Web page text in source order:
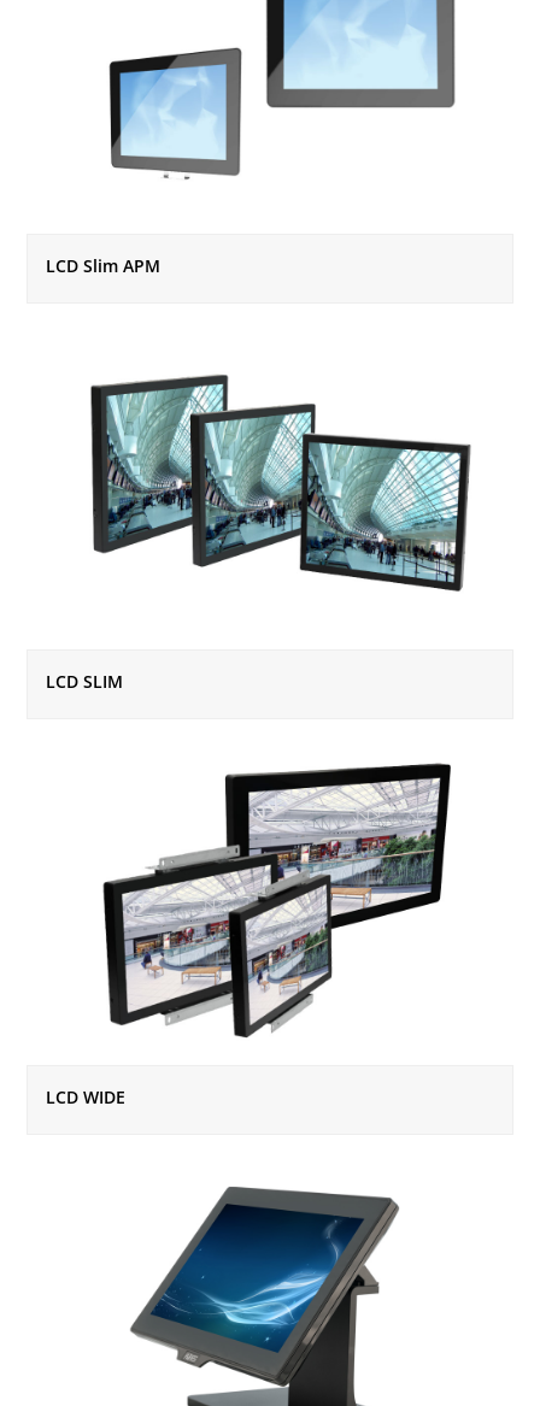
LCD Slim APM
LCD SLIM
LCD WIDE